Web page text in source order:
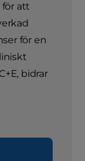
att
för en
bidrar